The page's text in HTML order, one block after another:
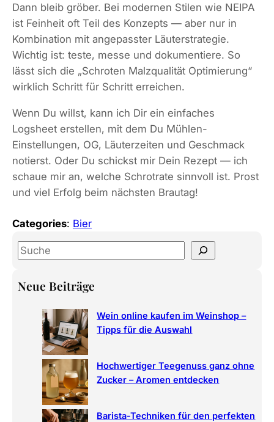
Dann bleib gröber. Bei modernen Stilen wie NEIPA
ist Feinheit oft Teil des Konzepts — aber nur in
Kombination mit angepasster Läuterstrategie.
Wichtig ist: teste, messe und dokumentiere. So
lässt sich die „Schroten Malzqualität Optimierung“
wirklich Schritt für Schritt erreichen.
Wenn Du willst, kann ich Dir ein einfaches
Logsheet erstellen, mit dem Du Mühlen-
Einstellungen, OG, Läuterzeiten und Geschmack
notierst. Oder Du schickst mir Dein Rezept — ich
schaue mir an, welche Schrotrate sinnvoll ist. Prost
und viel Erfolg beim nächsten Brautag!
Categories: Bier
S
a
Neue Beiträge
Wein online kaufen im Weinshop –
Tipps für die Auswahl
Hochwertiger Teegenuss ganz ohne
Zucker – Aromen entdecken
Barista-Techniken für den perfekten